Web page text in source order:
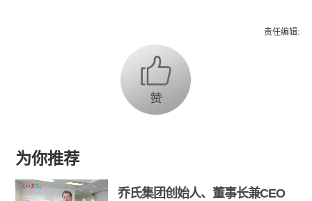
责任编辑:
为你推荐
乔氏集团创始人、董事长兼CEO